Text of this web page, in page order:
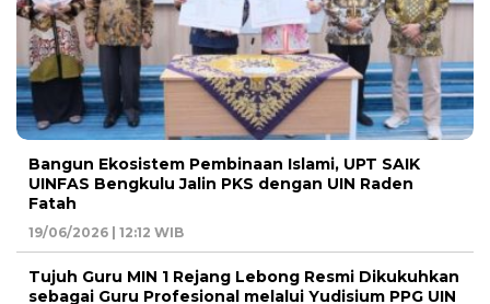
Bangun Ekosistem Pembinaan Islami, UPT SAIK
UINFAS Bengkulu Jalin PKS dengan UIN Raden
Fatah
19/06/2026 | 12:12 WIB
Tujuh Guru MIN 1 Rejang Lebong Resmi Dikukuhkan
sebagai Guru Profesional melalui Yudisium PPG UIN